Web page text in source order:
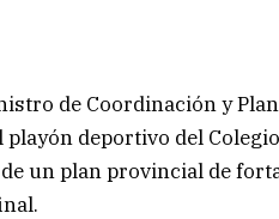
de Coordinación y
playón deportivo del
un plan provincial de